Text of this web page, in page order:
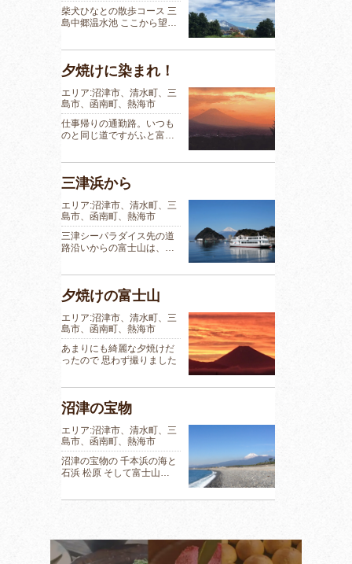
柴犬ひなとの散歩コース 三
島中郷温水池 ここから望…
夕焼けに染まれ！
エリア:沼津市、清水町、三
島市、函南町、熱海市
仕事帰りの通勤路。いつも
のと同じ道ですがふと富…
三津浜から
エリア:沼津市、清水町、三
島市、函南町、熱海市
三津シーパラダイス先の道
路沿いからの富士山は、…
夕焼けの富士山
エリア:沼津市、清水町、三
島市、函南町、熱海市
あまりにも綺麗な夕焼けだ
ったので 思わず撮りました
沼津の宝物
エリア:沼津市、清水町、三
島市、函南町、熱海市
沼津の宝物の 千本浜の海と
石浜 松原 そして富士山…